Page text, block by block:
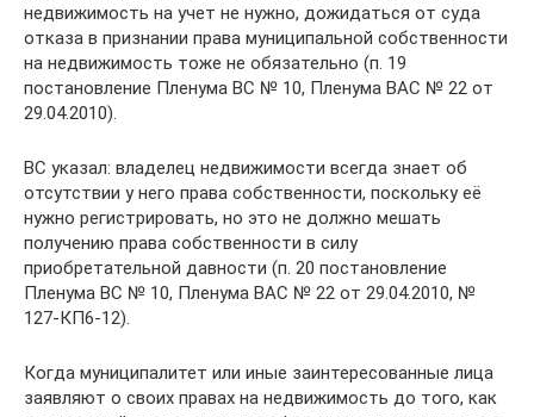
недвижимость на учет не нужно, дожидаться от суда
отказа в признании права муниципальной собственности
на недвижимость тоже не обязательно (п. 19
постановление Пленума ВС № 10, Пленума ВАС № 22 от
29.04.2010).
ВС указал: владелец недвижимости всегда знает об
отсутствии у него права собственности, поскольку её
нужно регистрировать, но это не должно мешать
получению права собственности в силу
приобретательной давности (п. 20 постановление
Пленума ВС № 10, Пленума ВАС № 22 от 29.04.2010, №
127-КП6-12).
Когда муниципалитет или иные заинтересованные лица
заявляют о своих правах на недвижимость до того, как